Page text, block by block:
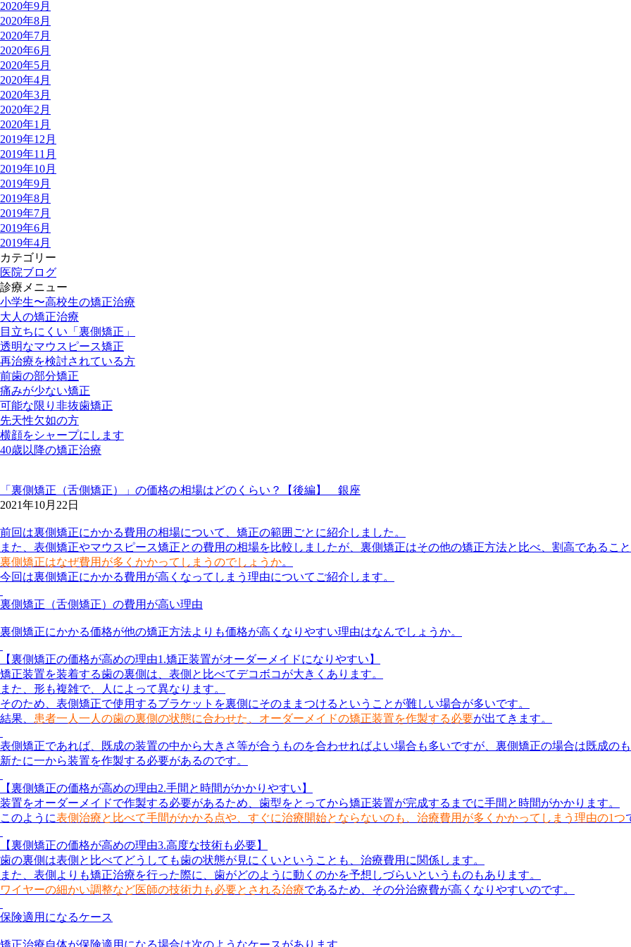
2020年9月
2020年8月
2020年7月
2020年6月
2020年5月
2020年4月
2020年3月
2020年2月
2020年1月
2019年12月
2019年11月
2019年10月
2019年9月
2019年8月
2019年7月
2019年6月
2019年4月
カテゴリー
医院ブログ
診療メニュー
小学生〜高校生の矯正治療
大人の矯正治療
目立ちにくい「裏側矯正」
透明なマウスピース矯正
再治療を検討されている方
前歯の部分矯正
痛みが少ない矯正
可能な限り非抜歯矯正
先天性欠如の方
横顔をシャープにします
40歳以降の矯正治療
「裏側矯正（舌側矯正）」の価格の相場はどのくらい？【後編】 銀座
2021年10月22日
前回は裏側矯正にかかる費用の相場について、矯正の範囲ごとに紹介しました。
また、表側矯正やマウスピース矯正との費用の相場を比較しましたが、裏側矯正はその他の矯正方法と比べ、割高であること
裏側矯正はなぜ費用が多くかかってしまうのでしょうか。
今回は裏側矯正にかかる費用が高くなってしまう理由についてご紹介します。
裏側矯正（舌側矯正）の費用が高い理由
裏側矯正にかかる価格が他の矯正方法よりも価格が高くなりやすい理由はなんでしょうか。
【裏側矯正の価格が高めの理由1.矯正装置がオーダーメイドになりやすい】
矯正装置を装着する歯の裏側は、 表側と比べてデコボコ が大きくあります。
また、 形も複雑で、人によって異なります。
そのため、表側矯正で使用するブラケットを裏側にそのままつけるということが難しい場合が多いです。
結果、 患者一人一人の歯の裏側の状態に合わせた、オーダーメイドの矯正装置を作製する必要が出てきます。
表側矯正であれば、既成の装置の中から大きさ等が合うものを合わせればよい場合も多いですが、裏側矯正の場合は既成の
新たに一から装置を作製する必要があるのです。
【裏側矯正の価格が高めの理由2.手間と時間がかかりやすい】
装置をオーダーメイドで作製する必要があるため、歯型をとってから矯正装置が完成するまでに手間と時間がかかります。
このように表側治療と比べて手間がかかる点や、すぐに治療開始とならないのも、治療費用が多くかかってしまう理由の1つ
【裏側矯正の価格が高めの理由3.高度な技術も必要】
歯の裏側は表側と比べてどうしても歯の状態が見にくいということも、治療費用に関係します。
また、表側よりも矯正治療を行った際に、歯がどのように動くのかを予想しづらいというものもあります。
ワイヤーの細かい調整など医師の技術力も必要とされる治療であるため、その分治療費が高くなりやすいのです。
保険適用になるケース
矯正治療自体が保険適用になる場合は次のようなケースがあります。